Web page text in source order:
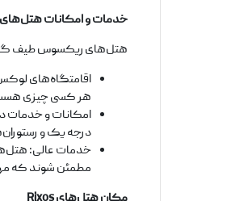
خدمات و امکانات
هتل‌های ریکسوس طیف
اقامتگاه‌های
هر کسی چیزی
امکانات و خدمات
درجه یک و
خدمات عالی:
مطمئن شوند که